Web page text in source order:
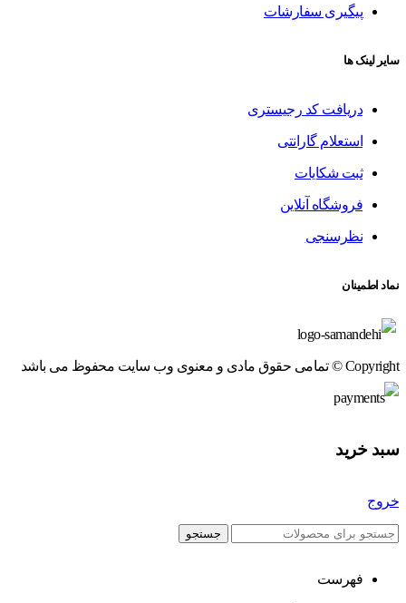
پیگیری سفارشات
سایر لینک ها
دریافت کد رجیستری
استعلام گارانتی
ثبت شکایات
فروشگاه آنلاین
نظرسنجی
نماد اطمینان
Copyright © تمامی حقوق مادی و معنوی وب سایت محفوظ می باشد
سبد خرید
خروج
جستجو
فهرست